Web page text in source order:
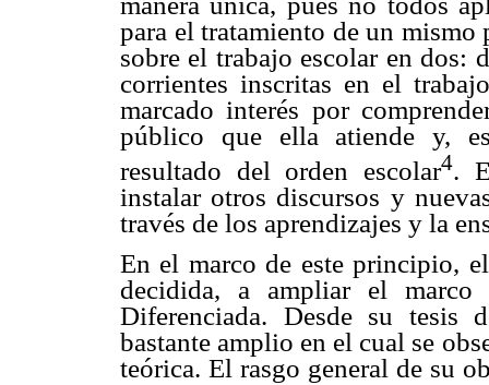
para el tratamiento de un
sobre el trabajo escolar en dos:
corrientes inscritas en el
marcado interés por
público que ella atiende y,
resultado del orden escolar4.
instalar otros discursos y
través de los aprendizajes y la
En el marco de este principio,
decidida, a ampliar el marco
Diferenciada. Desde su tesis
bastante amplio en el cual se
teórica. El rasgo general de su